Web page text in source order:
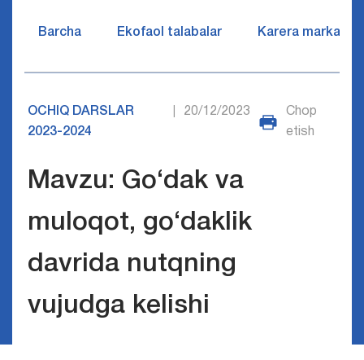
Barcha Ekofaol talabalar Karera markazi
OCHIQ DARSLAR
2023-2024
20/12/2023
Chop
etish
Mavzu: Go‘dak va
muloqot, go‘daklik
davrida nutqning
vujudga kelishi